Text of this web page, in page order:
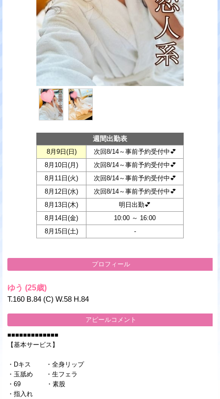
週間出勤表
8月9日(日 )
次回8/14～事前予約受付中💕
8月10日( 月 )
次回8/14～事前予約受付中💕
8月11日(火)
次回8/14～事前予約受付中💕
8月12日(水)
次回8/14～事前予約受付中💕
8月13日(木)
明日出勤💕
8月14日(金)
10:00 ～ 16:00
8月15日(土) -
プロフィール
ゆう (25歳)
T.160 B.84 (C) W.58 H.84
アピールコメント
■■■■■■■■■■■■■
【基本サービス】
・Dキス ・全身リップ
・玉舐め ・生フェラ
・69 ・素股
・指入れ